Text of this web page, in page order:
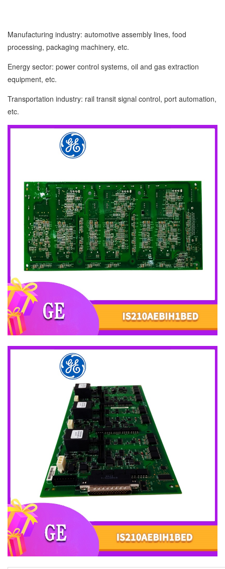
Manufacturing industry: automotive assembly lines, food
processing, packaging machinery, etc.
Energy sector: power control systems, oil and gas extraction
equipment, etc.
Transportation industry: rail transit signal control, port automation,
etc.